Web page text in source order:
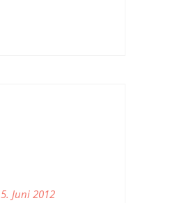
5. Juni 2012